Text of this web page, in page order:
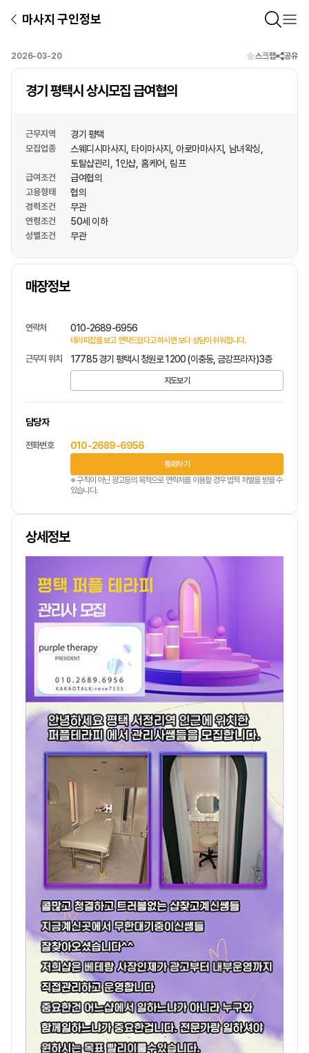
마사지 구인정보
2026-03-20 스크랩 공유
경기 평택시 상시모집 급여협의
근무지역 경기 평택
모집업종 스웨디시마사지 타이마사지 아로마마사지
남녀왁싱
토탈샵관리
1인샵 홈케어 림프
급여조건 급여협의
고용형태 협의
경력조건 무관
연령조건 50세 이하
성별조건 무관
매장정보
상호명
연락처 010-2689-6956
테라피잡를 보고 연락드렸다고 하시면 보다 상담이 쉬워집니다.
근무지 위치 17785 경기 평택시 청원로 1200 (이충동, 금강프라자)3층
지도보기
담당자
전화번호 010-2689-6956
통화하기
※ 구직이 아닌 광고등의 목적으로 연락처를 이용할 경우 법적 처벌을 받을 수
있습니다.
상세정보